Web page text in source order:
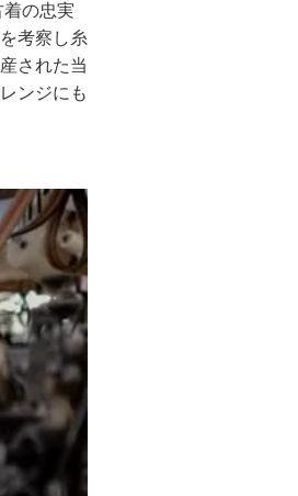
の忠実
考察し糸
された当
ンジにも